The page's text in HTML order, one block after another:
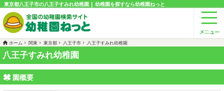
東京都八王子市の八王子すみれ幼稚園 | 幼稚園を探すなら幼稚園ねっと
ホーム 関東 東京都 八王子市 八王子すみれ幼稚園
八王子すみれ幼稚園
園概要